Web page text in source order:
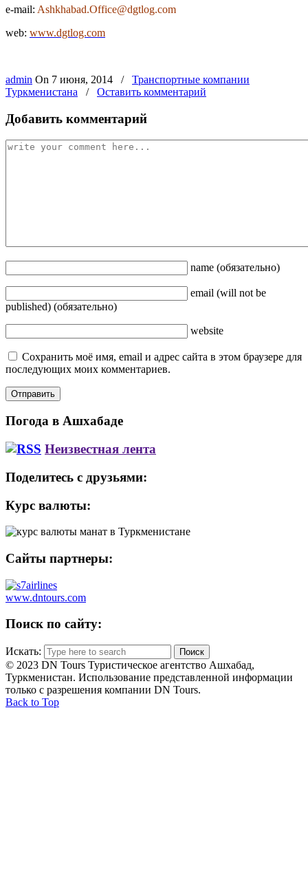
e-mail: Ashkhabad.Office@dgtlog.com
web: www.dgtlog.com
admin On 7 июня, 2014 /
Транспортные компании
Туркменистана
/ Оставить комментарий
Добавить комментарий
name (обязательно)
email (will not be
published) (обязательно)
website
Сохранить моё имя, email и адрес сайта в этом браузере для
последующих моих комментариев.
Погода в Ашхабаде
Неизвестная лента
Поделитесь с друзьями:
Курс валюты:
Сайты партнеры:
www.dntours.com
Поиск по сайту:
Искать:
© 2023 DN Tours Туристическое агентство Ашхабад,
Туркменистан. Использование представленной информации
только с разрешения компании DN Tours.
Back to Top